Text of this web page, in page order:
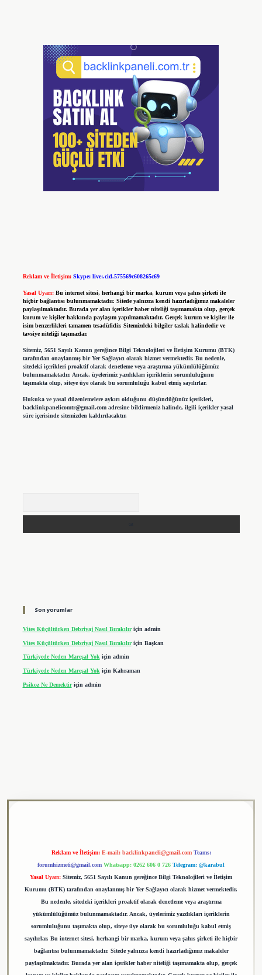
Reklam ve İletişim: Skype: live:.cid.575569c608265c69
Yasal Uyarı: Bu internet sitesi, herhangi bir marka, kurum veya şahıs şirketi ile
hiçbir bağlantısı bulunmamaktadır. Sitede yalnızca kendi hazırladığımız makaleler
paylaşılmaktadır. Burada yer alan içerikler haber niteliği taşımamakta olup, gerçek
kurum ve kişiler hakkında paylaşım yapılmamaktadır. Gerçek kurum ve kişiler ile
isim benzerlikleri tamamen tesadüfidir. Sitemizdeki bilgiler taslak halindedir ve
tavsiye niteliği taşımazlar.
Sitemiz, 5651 Sayılı Kanun gereğince Bilgi Teknolojileri ve İletişim Kurumu (BTK)
tarafından onaylanmış bir Yer Sağlayıcı olarak hizmet vermektedir. Bu nedenle,
sitedeki içerikleri proaktif olarak denetleme veya araştırma yükümlülüğümüz
bulunmamaktadır. Ancak, üyelerimiz yazdıkları içeriklerin sorumluluğunu
taşımakta olup, siteye üye olarak bu sorumluluğu kabul etmiş sayılırlar.
Hukuka ve yasal düzenlemelere aykırı olduğunu düşündüğünüz içerikleri,
backlinkpanelicomtr@gmail.comadresine bildirmeniz halinde, ilgili içerikler yasal
süre içerisinde sitemizden kaldırılacaktır.
Son yorumlar
Vites Küçültürken Debriyaj Nasıl Bırakılıriçin admin
Vites Küçültürken Debriyaj Nasıl Bırakılıriçin Başkan
Türkiyede Neden Mareşal Yokiçin admin
Türkiyede Neden Mareşal Yok için Kahraman
Psikoz Ne Demektiriçin admin
Reklam ve İletişim: E-mail: backlinkpaneli@gmail.com Teams:
forumhizmeti@gmail.com Whatsapp: 0262 606 0 726 Telegram: @karabul
Yasal Uyarı: Sitemiz, 5651 Sayılı Kanun gereğince Bilgi Teknolojileri ve İletişim
Kurumu (BTK) tarafından onaylanmış bir Yer Sağlayıcı olarak hizmet vermektedir.
Bu nedenle, sitedeki içerikleri proaktif olarak denetleme veya araştırma
yükümlülüğümüz bulunmamaktadır. Ancak, üyelerimiz yazdıkları içeriklerin
sorumluluğunu taşımakta olup, siteye üye olarak bu sorumluluğu kabul etmiş
sayılırlar. Bu internet sitesi, herhangi bir marka, kurum veya şahıs şirketi ile hiçbir
bağlantısı bulunmamaktadır. Sitede yalnızca kendi hazırladığımız makaleler
paylaşılmaktadır. Burada yer alan içerikler haber niteliği taşımamakta olup, gerçek